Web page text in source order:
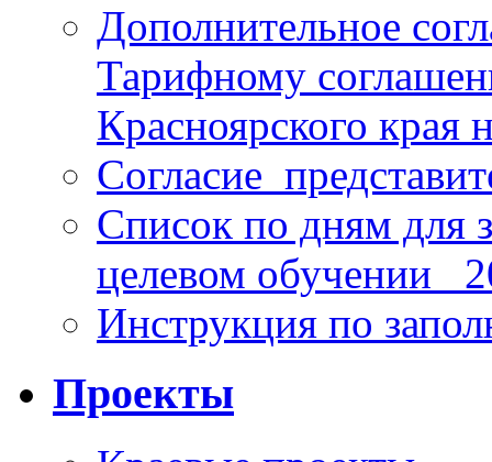
Дополнительное
Тарифному
Красноярского края
Список по дням для
целевом обучении_
Инструкция по
Проекты